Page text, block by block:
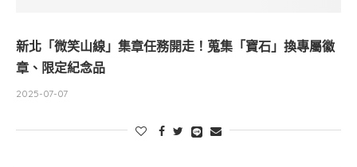
新北「微笑山線」集章任務開走！蒐集「寶石」換專屬徽
章、限定紀念品
2025-07-07